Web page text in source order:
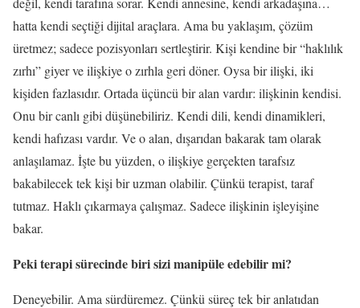
hatta kendi seçtiği dijital araçlara. Ama bu yaklaşım, çözüm
üretmez; sadece pozisyonları sertleştirir. Kişi kendine bir “haklılık
zırhı” giyer ve ilişkiye o zırhla geri döner. Oysa bir ilişki, iki
kişiden fazlasıdır. Ortada üçüncü bir alan vardır: ilişkinin kendisi.
Onu bir canlı gibi düşünebiliriz. Kendi dili, kendi dinamikleri,
kendi hafızası vardır. Ve o alan, dışarıdan bakarak tam olarak
anlaşılamaz. İşte bu yüzden, o ilişkiye gerçekten tarafsız
bakabilecek tek kişi bir uzman olabilir. Çünkü terapist, taraf
tutmaz. Haklı çıkarmaya çalışmaz. Sadece ilişkinin işleyişine
bakar.
Peki terapi sürecinde biri sizi manipüle edebilir mi?
Deneyebilir. Ama sürdüremez. Çünkü süreç tek bir anlatıdan